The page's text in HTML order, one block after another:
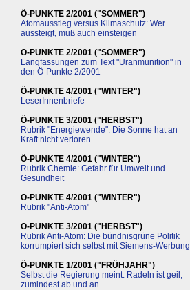
Ö-PUNKTE 2/2001 ("SOMMER")
Atomausstieg versus Klimaschutz: Wer
aussteigt, muß auch einsteigen
Ö-PUNKTE 2/2001 ("SOMMER")
Langfassungen zum Text "Uranmunition" in
den Ö-Punkte 2/2001
Ö-PUNKTE 4/2001 ("WINTER")
LeserInnenbriefe
Ö-PUNKTE 3/2001 ("HERBST")
Rubrik "Energiewende": Die Sonne hat an
Kraft nicht verloren
Ö-PUNKTE 4/2001 ("WINTER")
Rubrik Chemie: Gefahr für Umwelt und
Gesundheit
Ö-PUNKTE 4/2001 ("WINTER")
Rubrik "Anti-Atom"
Ö-PUNKTE 3/2001 ("HERBST")
Rubrik Anti-Atom: Die bündnisgrüne Politik
korrumpiert sich selbst mit Siemens-Werbung
Ö-PUNKTE 1/2001 ("FRÜHJAHR")
Selbst die Regierung meint: Radeln ist geil,
zumindest ab und an